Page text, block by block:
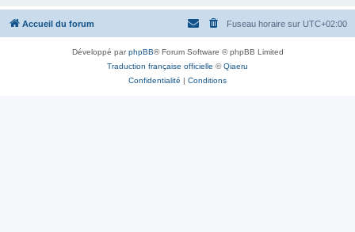
Accueil du forum Fuseau horaire sur UTC+02:00
Développé parphpBB® Forum Software © phpBB Limited
Traduction française officielle ©Qiaeru
Confidentialité | Conditions